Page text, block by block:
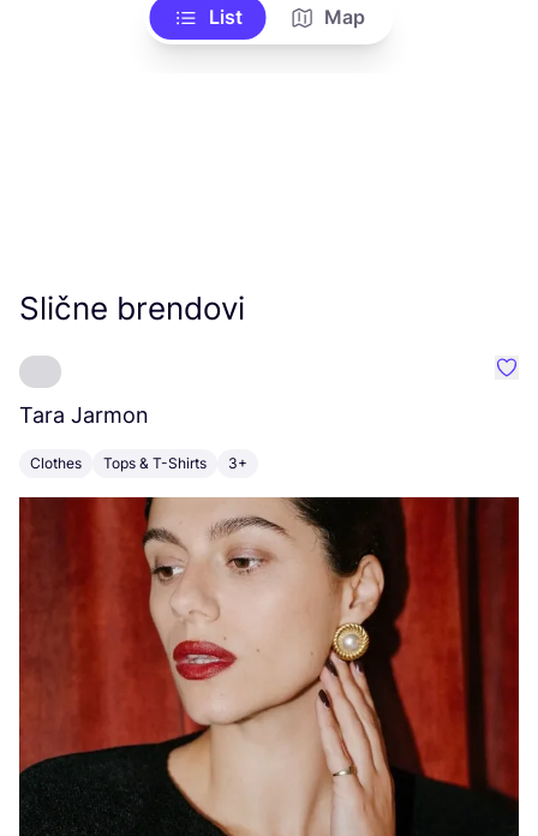
List Map
Slične brendovi
Tara Jarmon
Clothes Tops & T-Shirts 3+